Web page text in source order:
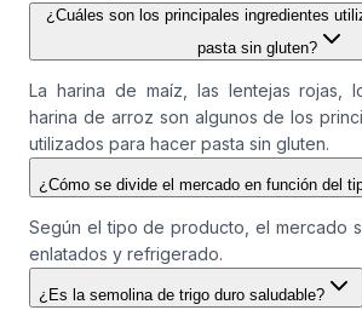
¿Cuáles son los principales ingredientes
pasta sin gluten?
La harina de maíz, las lentejas rojas,
harina de arroz son algunos de los
utilizados para hacer pasta sin gluten.
¿Cómo se divide el mercado en función del
Según el tipo de producto, el mercado
enlatados y refrigerado.
¿Es la semolina de trigo duro saludable?